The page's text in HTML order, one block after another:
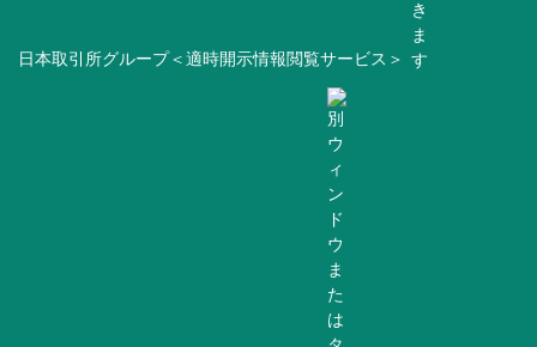
日本取引所グループ＜適時開示情報閲覧サービス＞